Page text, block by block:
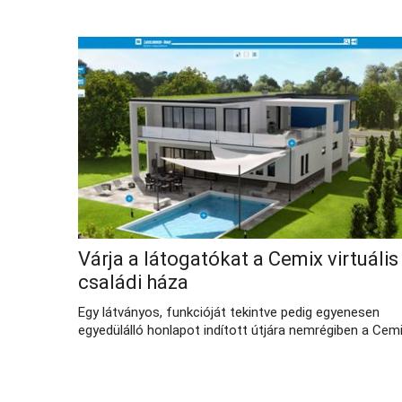
Várja a látogatókat a Cemix virtuális
családi háza
Egy látványos, funkcióját tekintve pedig egyenesen
egyedülálló honlapot indított útjára nemrégiben a